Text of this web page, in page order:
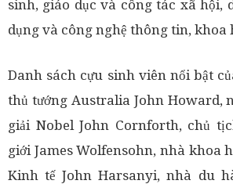
sinh, giáo dục và công tác xã hội,
dụng và công nghệ thông tin, khoa
Danh sách cựu sinh viên nổi bật
thủ tướng Australia John Howard,
giải Nobel John Cornforth, chủ
giới James Wolfensohn, nhà khoa
Kinh tế John Harsanyi, nhà du